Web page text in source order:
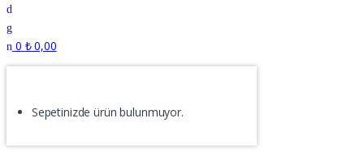
0 ₺0,00
Sepetinizde ürün bulunmuyor.